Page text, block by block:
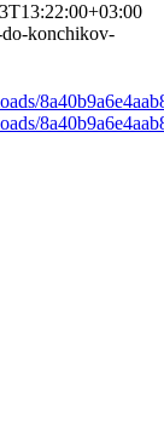
do-konchikov-